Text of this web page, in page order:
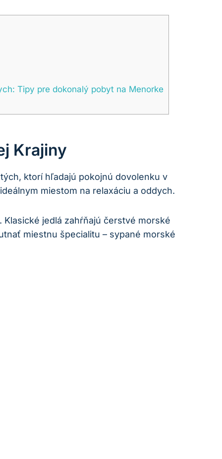
Tipy pre dokonalý pobyt na Menorke
Krajiny
ktorí hľadajú pokojnú dovolenku v
miestom na relaxáciu a oddych.
jedlá zahŕňajú čerstvé morské
miestnu špecialitu – sypané morské